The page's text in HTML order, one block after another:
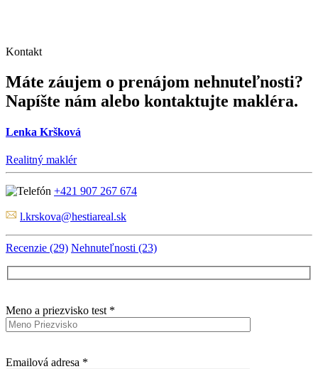
Kontakt
Máte záujem o prenájom nehnuteľnosti?
Napíšte nám alebo kontaktujte makléra.
Lenka Kršková
Realitný maklér
+421 907 267 674
l.krskova@hestiareal.sk
Recenzie (29) Nehnuteľnosti (23)
Meno a priezvisko test *
Emailová adresa *